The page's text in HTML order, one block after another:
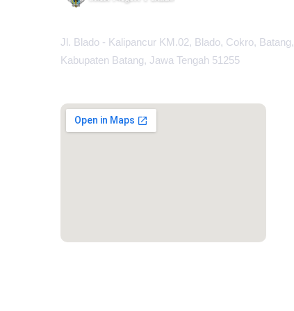
Jl. Blado - Kalipancur KM.02, Blado, Cokro, Batang,
Kabupaten Batang, Jawa Tengah 51255